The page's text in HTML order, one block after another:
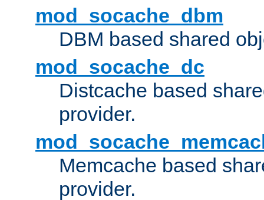
mod_socache_dbm
DBM based shared
mod_socache_dc
Distcache based
provider.
Memcache based
provider.